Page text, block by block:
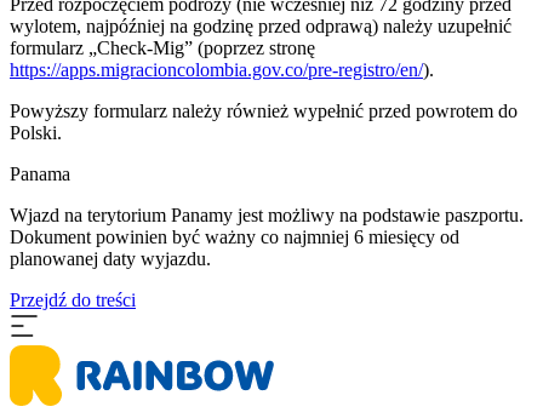
Przed rozpoczęciem podróży (nie wcześniej niż 72 godziny przed
wylotem, najpóźniej na godzinę przed odprawą) należy uzupełnić
formularz „Check-Mig” (poprzez stronę
https://apps.migracioncolombia.gov.co/pre-registro/en/).
Powyższy formularz należy również wypełnić przed powrotem do
Polski.
Panama
Wjazd na terytorium Panamy jest możliwy na podstawie paszportu.
Dokument powinien być ważny co najmniej 6 miesięcy od
planowanej daty wyjazdu.
Przejdź do treści